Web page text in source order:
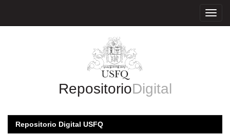
RepositorioDigital
Repositorio Digital USFQ